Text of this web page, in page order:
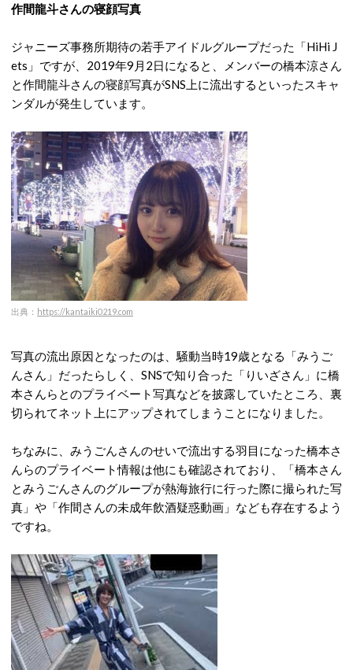
作間龍斗さんの寝顔写真
ジャニーズ事務所期待の若手アイドルグループだった「HiHi J
ets」ですが、2019年9月2日になると、メンバーの橋本涼さん
と作間龍斗さんの寝顔写真がSNS上に流出するといったスキャ
ンダルが発生しています。
出典： https://kantaiki0219.com
写真の流出原因となったのは、騒動当時19歳となる「みうご
んさん」だったらしく、SNSで知り合った「りいざさん」に橋
本さんらとのプライベート写真などを披露していたところ、裏
切られてネット上にアップされてしまうことになりました。
ちなみに、みうごんさんのせいで流出する羽目になった橋本さ
んらのプライベート情報は他にも確認されており、「橋本さん
とみうごんさんのグループが熱海旅行に行った際に撮られた写
真」や「作間さんの未成年飲酒疑惑動画」なども存在するよう
ですね。